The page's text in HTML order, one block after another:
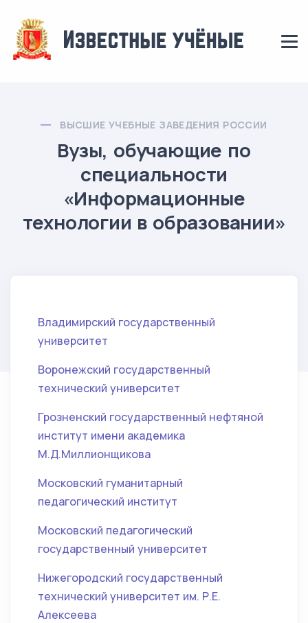
ВЫСШИЕ УЧЕБНЫЕ ЗАВЕДЕНИЯ РОССИИ
Вузы, обучающие по
специальности
«Информационные
технологии в образовании»
Владимирский государственный
университет
Воронежский государственный
технический университет
Грозненский государственный нефтяной
институт имени академика
М.Д.Миллионщикова
Московский гуманитарный
педагогический институт
Московский педагогический
государственный университет
Нижегородский государственный
технический университет им. Р.Е.
Алексеева